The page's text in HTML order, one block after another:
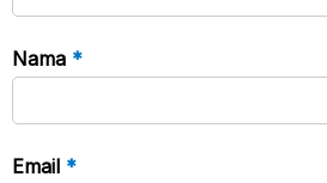
Nama *
Email *